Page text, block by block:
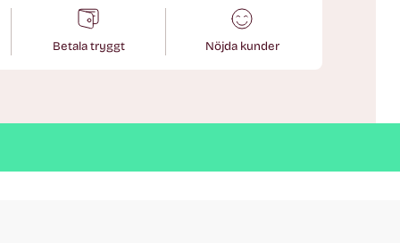
Betala tryggt Nöjda kunder